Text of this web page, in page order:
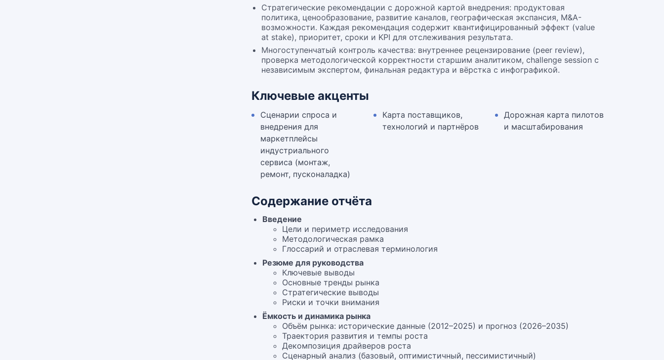
Стратегические рекомендации с дорожной картой внедрения: продуктовая
политика, ценообразование, развитие каналов, географическая экспансия, M&A-
возможности. Каждая рекомендация содержит квантифицированный эффект (value
at stake), приоритет, сроки и KPI для отслеживания результата.
Многоступенчатый контроль качества: внутреннее рецензирование (peer review),
проверка методологической корректности старшим аналитиком, challenge session с
независимым экспертом, финальная редактура и вёрстка с инфографикой.
Ключевые акценты
Сценарии спроса и
внедрения для
маркетплейсы
индустриального
сервиса (монтаж,
ремонт, пусконаладка)
Карта поставщиков,
технологий и партнёров
Дорожная карта пилотов
и масштабирования
Содержание отчёта
Введение
Цели и периметр исследования
Методологическая рамка
Глоссарий и отраслевая терминология
Резюме для руководства
Ключевые выводы
Основные тренды рынка
Стратегические выводы
Риски и точки внимания
Ёмкость и динамика рынка
Объём рынка: исторические данные (2012–2025) и прогноз (2026–2035)
Траектория развития и темпы роста
Декомпозиция драйверов роста
Сценарный анализ (базовый, оптимистичный, пессимистичный)